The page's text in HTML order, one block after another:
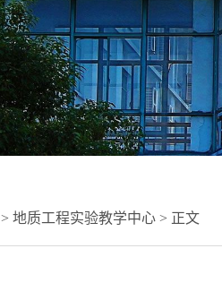
> 地质工程实验教学中心 > 正文